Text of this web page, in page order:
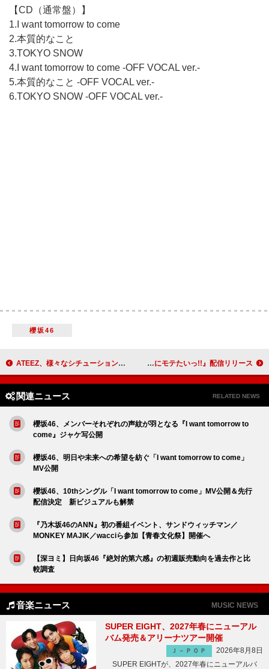
【CD（通常盤）】
1.I want tomorrow to come
2.本質的なこと
3.TOKYO SNOW
4.I want tomorrow to come -OFF VOCAL ver.-
5.本質的なこと -OFF VOCAL ver.-
6.TOKYO SNOW -OFF VOCAL ver.-
櫻坂46
ATEEZ、様々なシチューションでパフォーマンスする「Birthday」MV公開 Mega Shinnosuke、アルバム『君にモテたいっ!!』のSped Up ver.『もっと君にモテたいっ!!』配信リリース
関連ニュース RELATED NEWS
櫻坂46、メンバーそれぞれの声紋が羽となる『I want tomorrow to
come』ジャケ写公開
櫻坂46、明日や未来への希望を紡ぐ「I want tomorrow to come」
MV公開
櫻坂46、10thシングル「I want tomorrow to come」MV公開＆先行
配信決定 新ビジュアルも解禁
『乃木坂46のANN』初の番組イベント、サンドウィッチマン／
MONKEY MAJIK／wacciら参加【青春文化祭】開催へ
【深ヨミ】日向坂46『絶対的第六感』の初週販売動向を過去作と比
較調査
音楽ニュース MUSIC NEWS
SUPER EIGHT、2027年春にニューアル
バム発売＆アリーナツアー開催
Ｊ－ＰＯＰ
2026年8月8日
SUPER EIGHTが、2027年春にニューアルバ